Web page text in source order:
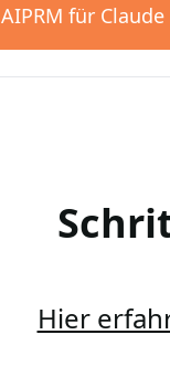
AIPRM für
Hier